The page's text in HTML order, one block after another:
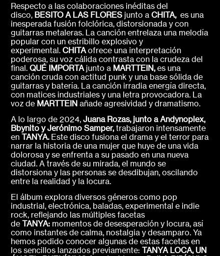
Respecto a las colaboraciones inéditas del
disco, BESITO A LAS FLORES junto aCHITA,es una
inesperada fusión folclórica, distorsionada y con
guitarras metaleras. La canción entrelaza una melodía
popular con un estribillo explosivo y
experimental.CHITAofrece una interpretación
poderosa, su voz cálida contrasta con la crudeza del
final. QUÉ IMPORTA junto a MARTTEIN,es una
canción cruda con actitud punk y una base sólida de
guitarras y batería. La canción irradia energía directa,
con matices industriales y una letra provocadora. La
voz de MARTTEIN añade agresividad y dramatismo.
A lo largo de 2024,Juana Rozas, junto a Andynoplex,
Bbynito y Jerónimo Samper,trabajaron intensamente
enTANYA.Este disco fusiona el drama y el terror para
narrar la historia de una mujer que huye de una vida
dolorosa y se enfrenta a su pasado en una nueva
ciudad. A través de su mirada, el mundo se
distorsiona y las personas se desdibujan, oscilando
entre la realidad y la locura.
El álbum explora diversos géneros como pop
industrial, electrónica, baladas, experimental e indie
rock, reflejando las múltiples facetas
deTANYA: momentos de desesperación y locura, así
como instantes de calma, nostalgia y desamparo. Ya
hemos podido conocer algunas de estas facetas en
los sencillos lanzados previamente:TANYA LOCA, UN